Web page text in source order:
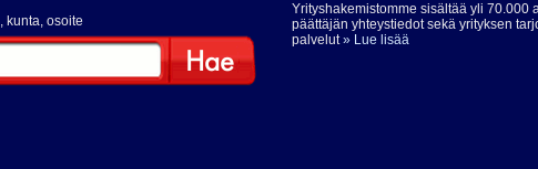
, kunta, osoite
Yrityshakemistomme sisältää yli 70.000
päättäjän yhteystiedot sekä yrityksen
palvelut» Lue lisää